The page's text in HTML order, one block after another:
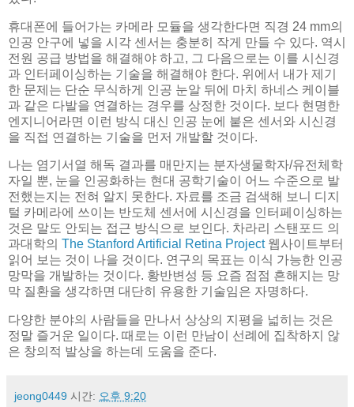
휴대폰에 들어가는 카메라 모듈을 생각한다면 직경 24 mm의
인공 안구에 넣을 시각 센서는 충분히 작게 만들 수 있다. 역시
전원 공급 방법을 해결해야 하고, 그 다음으로는 이를 시신경
과 인터페이싱하는 기술을 해결해야 한다. 위에서 내가 제기
한 문제는 단순 무식하게 인공 눈알 뒤에 마치 하네스 케이블
과 같은 다발을 연결하는 경우를 상정한 것이다. 보다 현명한
엔지니어라면 이런 방식 대신 인공 눈에 붙은 센서와 시신경
을 직접 연결하는 기술을 먼저 개발할 것이다.
나는 염기서열 해독 결과를 매만지는 분자생물학자/유전체학
자일 뿐, 눈을 인공화하는 현대 공학기술이 어느 수준으로 발
전했는지는 전혀 알지 못한다. 자료를 조금 검색해 보니 디지
털 카메라에 쓰이는 반도체 센서에 시신경을 인터페이싱하는
것은 말도 안되는 접근 방식으로 보인다. 차라리 스탠포드 의
과대학의 The Stanford Artificial Retina Project웹사이트부터
읽어 보는 것이 나을 것이다. 연구의 목표는 이식 가능한 인공
망막을 개발하는 것이다. 황반변성 등 요즘 점점 흔해지는 망
막 질환을 생각하면 대단히 유용한 기술임은 자명하다.
다양한 분야의 사람들을 만나서 상상의 지평을 넓히는 것은
정말 즐거운 일이다. 때로는 이런 만남이 선례에 집착하지 않
은 창의적 발상을 하는데 도움을 준다.
jeong0449 시간: 오후 9:20